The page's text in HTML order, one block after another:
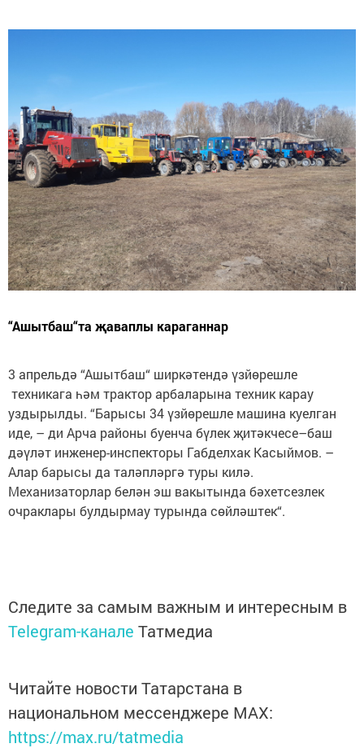
“Ашытбаш“та җаваплы караганнар
3 апрельдә “Ашытбаш“ ширкәтендә үзйөрешле
техникага һәм трактор арбаларына техник карау
уздырылды. “Барысы 34 үзйөрешле машина куелган
иде, – ди Арча районы буенча бүлек җитәкчесе–баш
дәүләт инженер-инспекторы Габделхак Касыймов. –
Алар барысы да таләпләргә туры килә.
Механизаторлар белән эш вакытында бәхетсезлек
очраклары булдырмау турында сөйләштек“.
Следите за самым важным и интересным в
Telegram-канале Татмедиа
Читайте новости Татарстана в
национальном мессенджере MАХ:
https://max.ru/tatmedia